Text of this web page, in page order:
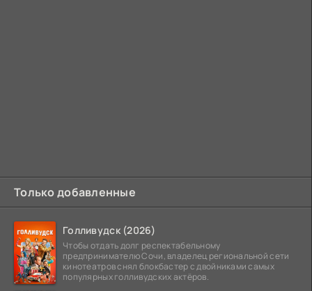
Только добавленные
Голливудск (2026)
Чтобы отдать долг респектабельному
предпринимателю Сочи, владелец региональной сети
кинотеатров снял блокбастер с двойниками самых
популярных голливудских актёров.